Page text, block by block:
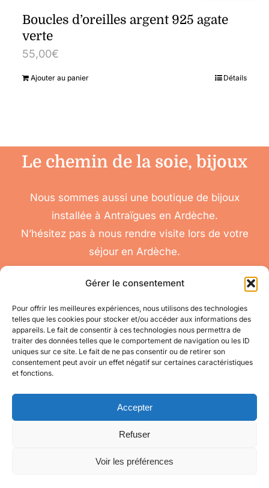
Gérer le consentement
Pour offrir les meilleures expériences, nous utilisons des technologies
telles que les cookies pour stocker et/ou accéder aux informations des
appareils. Le fait de consentir à ces technologies nous permettra de
traiter des données telles que le comportement de navigation ou les ID
uniques sur ce site. Le fait de ne pas consentir ou de retirer son
consentement peut avoir un effet négatif sur certaines caractéristiques
et fonctions.
Accepter
Refuser
Voir les préférences
Boucles d’oreilles argent 925 agate
verte
55,00€
Ajouter au panier Détails
Le chemin de la soie, bijoux
Nous sommes aussi une boutique de bijoux
installée à Antraïgues en Ardèche.
N’hésitez pas à nous rendre visite lors de votre
séjour en Ardèche.
nous
contacter
pour toute question
Toggle
Navigation
Accéder à mon compte
Conditions
Générales de Vente